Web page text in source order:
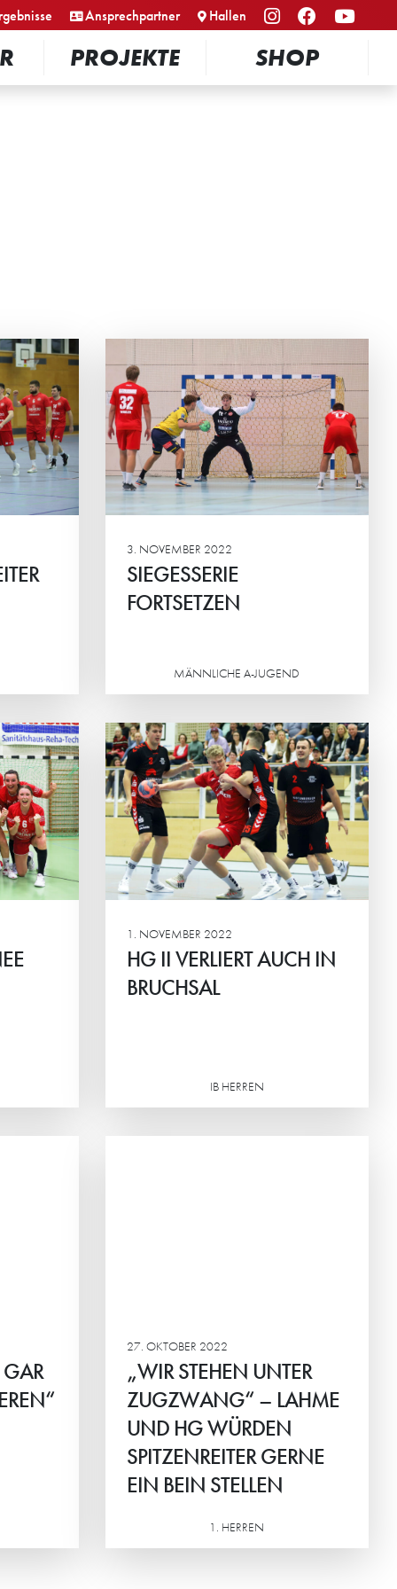
Ansprechpartner Hallen
PROJEKTE SHOP
3. NOVEMBER 2022
SIEGESSERIE
FORTSETZEN
MÄNNLICHE A-JUGEND
Weiterlesen
Jungs
1. NOVEMBER 2022
HG II VERLIERT AUCH IN
BRUCHSAL
IB HERREN
IN
unterli
Zweiten
27. OKTOBER 2022
„WIR STEHEN UNTER
ZUGZWANG“ – LAHME
UND HG WÜRDEN
SPITZENREITER GERNE
EIN BEIN STELLEN
1. HERREN
aktuell
nicht
in die
der es